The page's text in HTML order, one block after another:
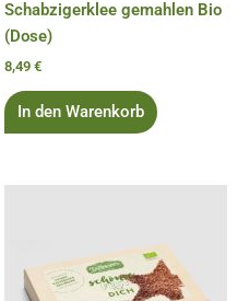
Schabzigerklee gemahlen Bio
(Dose)
8,49 €
In den Warenkorb